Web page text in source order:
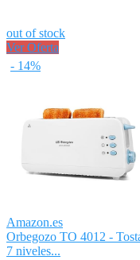
out of stock
Ver Oferta
- 14%
Amazon.es
Orbegozo TO 4012 -
7 niveles...